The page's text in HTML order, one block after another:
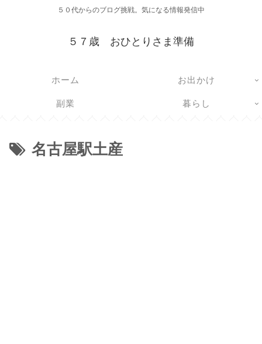
５０代からのブログ挑戦。気になる情報発信中
５７歳 おひとりさま準備
ホーム お出かけ
副業 暮らし
名古屋駅土産